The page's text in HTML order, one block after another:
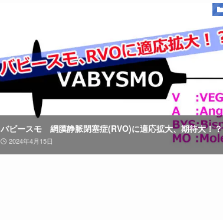
バビースモ 網膜静脈閉塞症(RVO)に適応拡大、期待大！？
2024年4月15日